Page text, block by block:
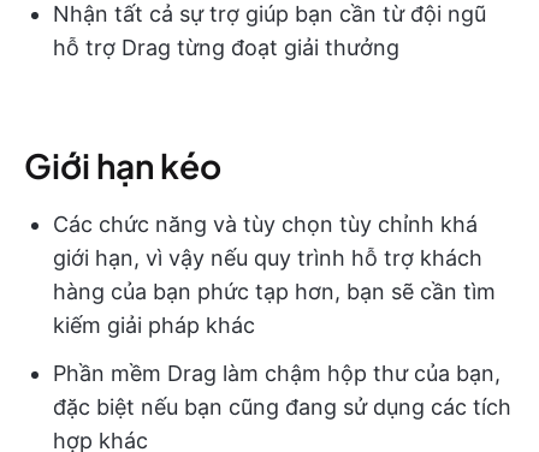
Nhận tất cả sự trợ giúp bạn cần từ đội ngũ
hỗ trợ Drag từng đoạt giải thưởng
Giới hạn kéo
Các chức năng và tùy chọn tùy chỉnh khá
giới hạn, vì vậy nếu quy trình hỗ trợ khách
hàng của bạn phức tạp hơn, bạn sẽ cần tìm
kiếm giải pháp khác
Phần mềm Drag làm chậm hộp thư của bạn,
đặc biệt nếu bạn cũng đang sử dụng các tích
hợp khác